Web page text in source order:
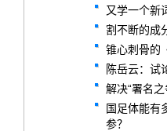
又学一个新
割不断的成
锥心刺骨的
陈岳云：试
解决“署名
国足体能有
参？